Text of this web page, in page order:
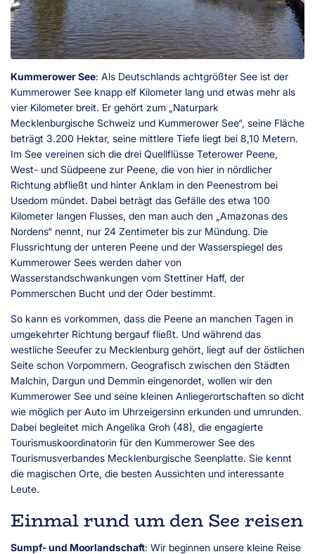
Kummerower See: Als Deutschlands achtgrößter See ist der
Kummerower See knapp elf Kilometer lang und etwas mehr als
vier Kilometer breit. Er gehört zum „Naturpark
Mecklenburgische Schweiz und Kummerower See“, seine Fläche
beträgt 3.200 Hektar, seine mittlere Tiefe liegt bei 8,10 Metern.
Im See vereinen sich die drei Quellflüsse Teterower Peene,
West- und Südpeene zur Peene, die von hier in nördlicher
Richtung abfließt und hinter Anklam in den Peenestrom bei
Usedom mündet. Dabei beträgt das Gefälle des etwa 100
Kilometer langen Flusses, den man auch den „Amazonas des
Nordens“ nennt, nur 24 Zentimeter bis zur Mündung. Die
Flussrichtung der unteren Peene und der Wasserspiegel des
Kummerower Sees werden daher von
Wasserstandschwankungen vom Stettiner Haff, der
Pommerschen Bucht und der Oder bestimmt.
So kann es vorkommen, dass die Peene an manchen Tagen in
umgekehrter Richtung bergauf fließt. Und während das
westliche Seeufer zu Mecklenburg gehört, liegt auf der östlichen
Seite schon Vorpommern. Geografisch zwischen den Städten
Malchin, Dargun und Demmin eingenordet, wollen wir den
Kummerower See und seine kleinen Anliegerortschaften so dicht
wie möglich per Auto im Uhrzeigersinn erkunden und umrunden.
Dabei begleitet mich Angelika Groh (48), die engagierte
Tourismuskoordinatorin für den Kummerower See des
Tourismusverbandes Mecklenburgische Seenplatte. Sie kennt
die magischen Orte, die besten Aussichten und interessante
Leute.
Einmal rund um den See reisen
Sumpf- und Moorlandschaft: Wir beginnen unsere kleine Reise